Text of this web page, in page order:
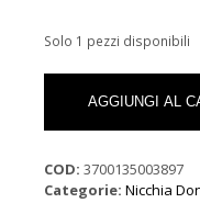
Solo 1 pezzi disponibili
EDP
100
AGGIUNGI AL
COD: 3700135003897
Categorie: Nicchia